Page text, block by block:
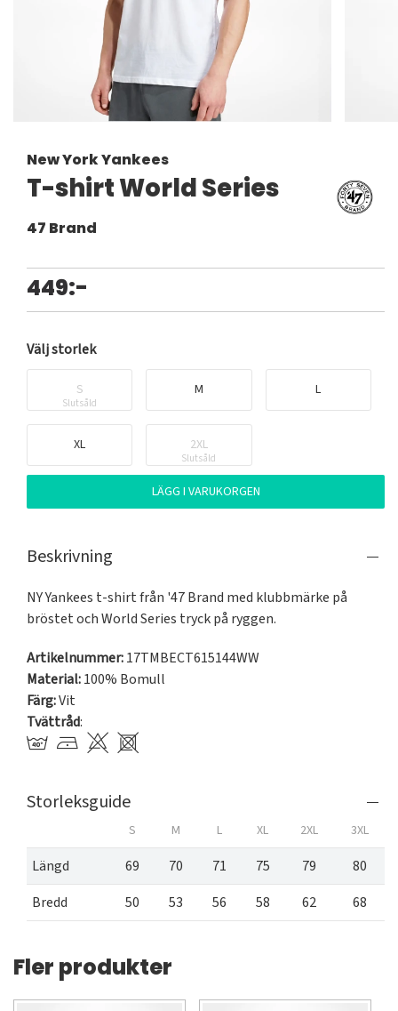
New York Yankees
T-shirt World Series
47 Brand
449:-
Välj storlek
S
Slutsåld
M L
XL 2XL
Slutsåld
LÄGG I VARUKORGEN
Beskrivning
NY Yankees t-shirt från '47 Brand med klubbmärke på
bröstet och World Series tryck på ryggen.
Artikelnummer:17TMBECT615144WW
Material:100% Bomull
Färg:Vit
Tvättråd:
Storleksguide
S M L XL 2XL 3XL
Längd 69 70 71 75 79
80
Bredd
50 53 56 58 62 68
Fler produkter